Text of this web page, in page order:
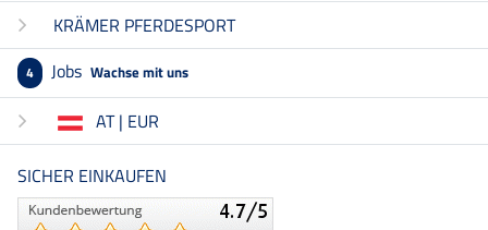
KRÄMER PFERDESPORT
4 Jobs Wachse mit uns
AT | EUR
SICHER EINKAUFEN